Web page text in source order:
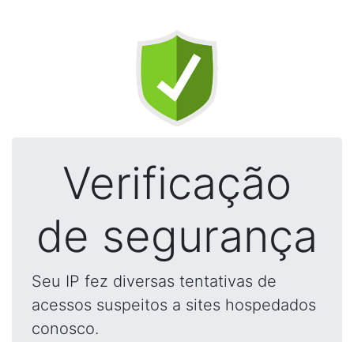
Verificação
de segurança
Seu IP fez diversas tentativas de
acessos suspeitos a sites hospedados
conosco.